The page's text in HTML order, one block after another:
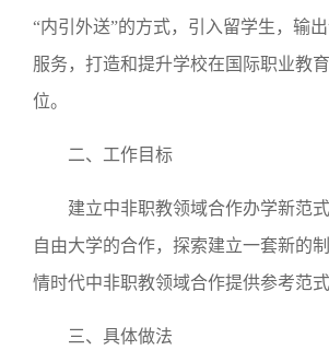
“内引外送”的方式，引入留学生，输
服务，打造和提升学校在国际职业教
位。
二、工作目标
建立中非职教领域合作办学新范
自由大学的合作，探索建立一套新的
情时代中非职教领域合作提供参考范式
三、具体做法